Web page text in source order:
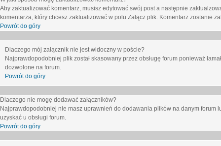
Aby zaktualizować komentarz, musisz edytować swój post a następnie
komentarza, który chcesz zaktualizować w polu Załącz plik. Komentarz zostanie
Powrót do góry
Dlaczego mój załącznik nie jest widoczny w poście?
Najprawdopodobniej plik został skasowany przez obsługę forum ponieważ
dozwolone na forum.
Powrót do góry
Dlaczego nie mogę dodawać załączników?
Najprawdopodobniej nie masz uprawnień do dodawania plików na danym forum
uzyskać u obsługi forum.
Powrót do góry